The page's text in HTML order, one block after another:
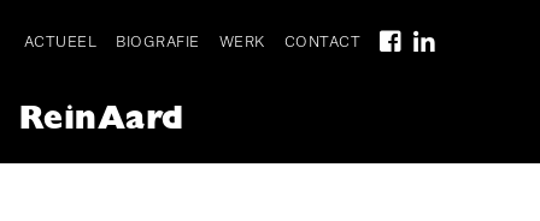
navigation
Main
ACTUEEL BIOGRAFIE WERK CONTACT
ReinAard